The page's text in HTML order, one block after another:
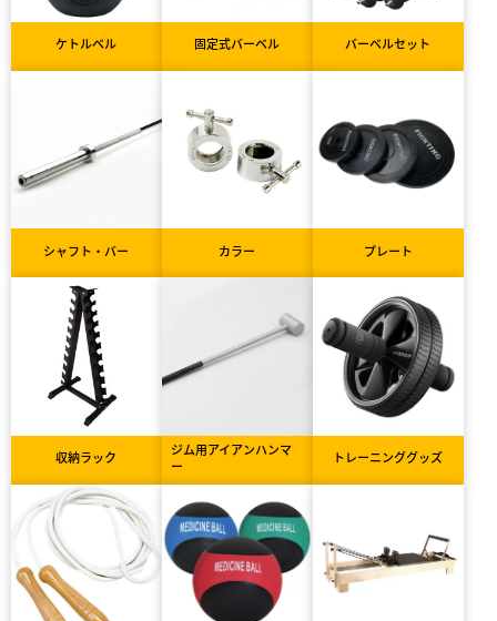
ケトルベル 固定式バーベル バーベルセット
シャフト・バー カラー プレート
収納ラック
ジム用アイアンハンマ
ー
トレーニンググッズ